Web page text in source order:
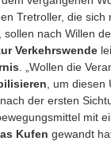
Tretroller, die sich
sollen nach Willen
Verkehrswende
. „Wollen die
, um
der ersten
mit
Kufen gewandt